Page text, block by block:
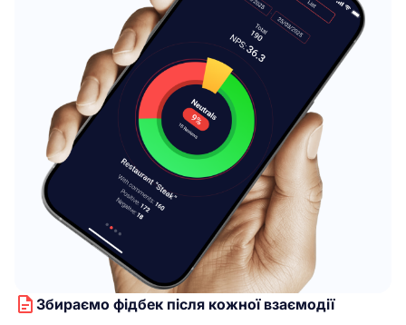
Збираємо фідбек після кожної взаємодії